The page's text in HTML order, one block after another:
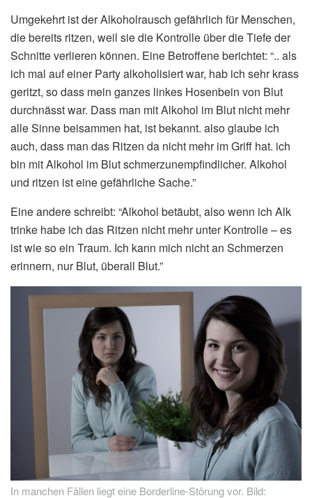
Umgekehrt ist der Alkoholrausch gefährlich für Menschen,
die bereits ritzen, weil sie die Kontrolle über die Tiefe der
Schnitte verlieren können. Eine Betroffene berichtet: “.. als
ich mal auf einer Party alkoholisiert war, hab ich sehr krass
geritzt, so dass mein ganzes linkes Hosenbein von Blut
durchnässt war. Dass man mit Alkohol im Blut nicht mehr
alle Sinne beisammen hat, ist bekannt. also glaube ich
auch, dass man das Ritzen da nicht mehr im Griff hat. ich
bin mit Alkohol im Blut schmerzunempfindlicher. Alkohol
und ritzen ist eine gefährliche Sache.”
Eine andere schreibt: “Alkohol betäubt, also wenn ich Alk
trinke habe ich das Ritzen nicht mehr unter Kontrolle – es
ist wie so ein Traum. Ich kann mich nicht an Schmerzen
erinnern, nur Blut, überall Blut.”
In manchen Fällen liegt eine Borderline-Störung vor. Bild: